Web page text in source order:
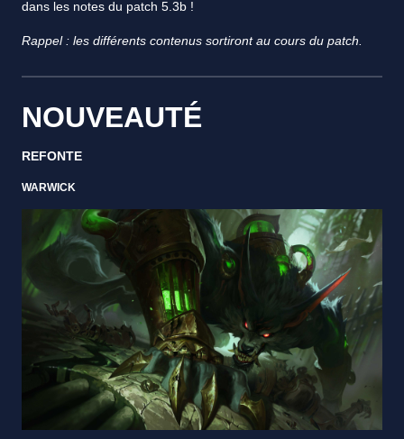
dans les notes du patch 5.3b !
Rappel : les différents contenus sortiront au cours du patch.
NOUVEAUTÉ
REFONTE
WARWICK